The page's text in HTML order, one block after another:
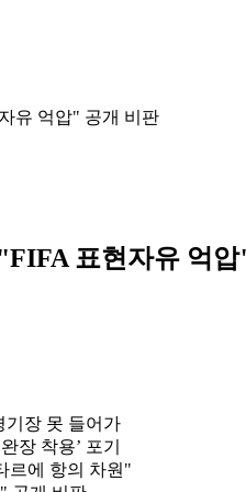
유 억압" 공개 비판
표현자유 억
기장 못 들어가
장 착용’ 포기
르에 항의 차원"